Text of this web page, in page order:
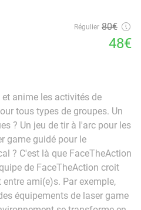
Régulier 80€
48€
anime les activités de
tous types de groupes. Un
? Un jeu de tir à l'arc pour les
game guidé pour le
? C'est là que FaceTheAction
de FaceTheAction croit
ami(e)s. Par exemple,
équipements de laser game